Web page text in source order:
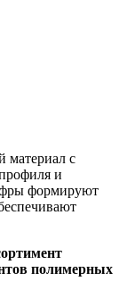
материал с
и
формируют
полимерных